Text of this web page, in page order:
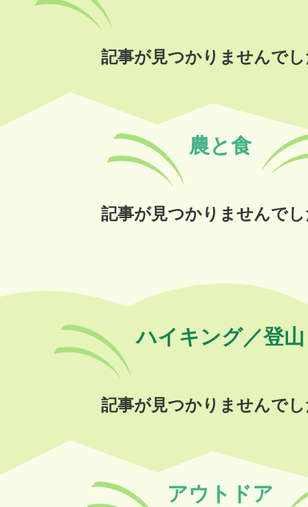
記事が見つかりませんで
農と食
記事が見つかりませんで
ハイキング／登山
記事が見つかりませんで
アウトドア